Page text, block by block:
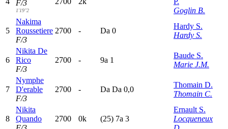
F/3
1'19"2
Goglin B.
5
Nakima
Roussetiere
F/3
2700 - Da 0
Hardy S.
Hardy S.
6
Nikita De
Rico
F/3
2700 - 9a 1
Baude S.
Marie J.M.
7
Nymphe
D'erable
F/3
2700 - Da Da 0,0
Thomain D.
Thomain C.
8
Nikita
Quando
2700 0k (25) 7a 3
Ernault S.
Locqueneux